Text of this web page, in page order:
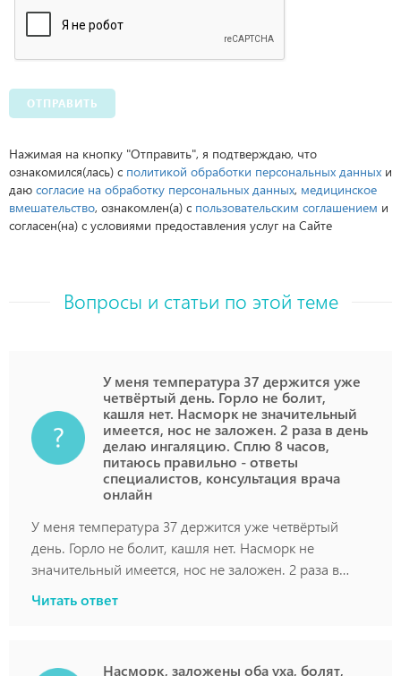
ОТПРАВИТЬ
Нажимая на кнопку "Отправить", я подтверждаю, что
ознакомился(лась) с политикой обработки персональных данных и
даю согласие на обработку персональных данных, медицинское
вмешательство, ознакомлен(а) с пользовательским соглашением и
согласен(на) с условиями предоставления услуг на Сайте
Вопросы и статьи по этой теме
У меня температура 37 держится уже
четвёртый день. Горло не болит,
кашля нет. Насморк не значительный
имеется, нос не заложен. 2 раза в день
делаю ингаляцию. Сплю 8 часов,
питаюсь правильно - ответы
специалистов, консультация врача
онлайн
У меня температура 37 держится уже четвёртый
день. Горло не болит, кашля нет. Насморк не
значительный имеется, нос не заложен. 2 раза в
Читать ответ
Насморк, заложены оба уха, болят,